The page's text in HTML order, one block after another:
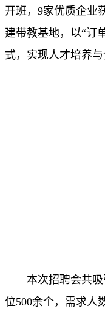
开班， 9家优质企业
建带教基地，以“订
式，实现人才培养与
本次招聘会共吸
位500余个，需求人